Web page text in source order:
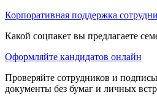
Корпоративная поддержка
Какой соцпакет вы предлагаете
Оформляйте кандидатов онлайн
Проверяйте сотрудников и
документы без бумаг и личных